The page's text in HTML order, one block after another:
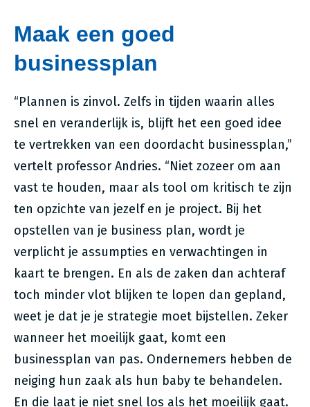
Maak een goed
businessplan
“Plannen is zinvol. Zelfs in tijden waarin alles
snel en veranderlijk is, blijft het een goed idee
te vertrekken van een doordacht businessplan,”
vertelt professor Andries. “Niet zozeer om aan
vast te houden, maar als tool om kritisch te zijn
ten opzichte van jezelf en je project. Bij het
opstellen van je business plan, wordt je
verplicht je assumpties en verwachtingen in
kaart te brengen. En als de zaken dan achteraf
toch minder vlot blijken te lopen dan gepland,
weet je dat je je strategie moet bijstellen. Zeker
wanneer het moeilijk gaat, komt een
businessplan van pas. Ondernemers hebben de
neiging hun zaak als hun baby te behandelen.
En die laat je niet snel los als het moeilijk gaat.